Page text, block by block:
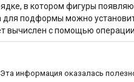
в котором фигуры
подформы можно
вычислен с помощью
Эта информация оказалась